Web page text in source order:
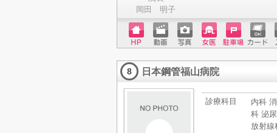
岡田 明子
ホーム
ページ
動画 写真 女医 駐車場クレジ
ットカ
8 日本鋼管福山病院
診療科目
内科
科 泌
放射